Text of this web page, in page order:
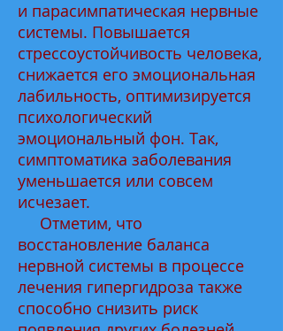
и парасимпатическая нервные
системы. Повышается
стрессоустойчивость человека,
снижается его эмоциональная
лабильность, оптимизируется
психологический
эмоциональный фон. Так,
симптоматика заболевания
уменьшается или совсем
исчезает.
Отметим, что
восстановление баланса
нервной системы в процессе
лечения гипергидроза также
способно снизить риск